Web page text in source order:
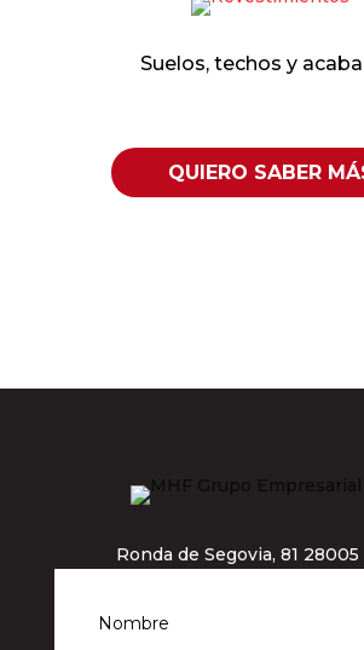
Suelos, techos y
QUIERO SABER
Ronda de Segovia, 81